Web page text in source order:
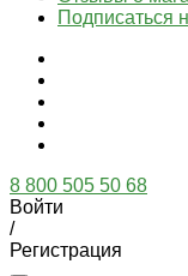
Подписаться
8 800 505 50 68
Войти
/
Регистрация